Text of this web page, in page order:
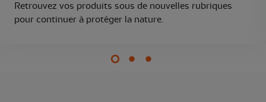
Retrouvez vos produits sous de nouvelles rubriques
pour continuer à protéger la nature.